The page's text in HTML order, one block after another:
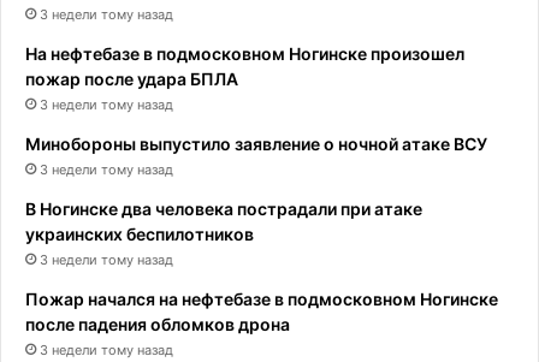
3 недели тому назад
На нефтебазе в подмосковном Ногинске произошел
пожар после удара БПЛА
3 недели тому назад
Минобороны выпустило заявление о ночной атаке ВСУ
3 недели тому назад
В Ногинске два человека пострадали при атаке
украинских беспилотников
3 недели тому назад
Пожар начался на нефтебазе в подмосковном Ногинске
после падения обломков дрона
3 недели тому назад